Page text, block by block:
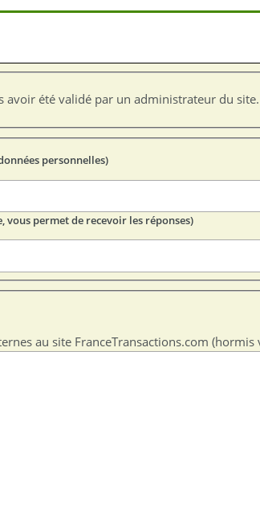
avoir été validé par un administrateur du site.
personnelles)
vous permet de recevoir les réponses)
au site FranceTransactions.com (hormis